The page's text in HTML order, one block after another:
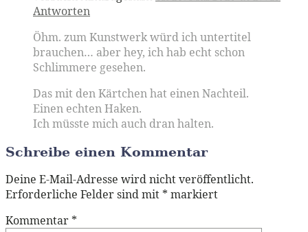
Antworten
Öhm. zum Kunstwerk würd ich untertitel
brauchen… aber hey, ich hab echt schon
Schlimmere gesehen.
Das mit den Kärtchen hat einen Nachteil.
Einen echten Haken.
Ich müsste mich auch dran halten.
Schreibe einen Kommentar
Deine E-Mail-Adresse wird nicht veröffentlicht.
Erforderliche Felder sind mit * markiert
Kommentar *